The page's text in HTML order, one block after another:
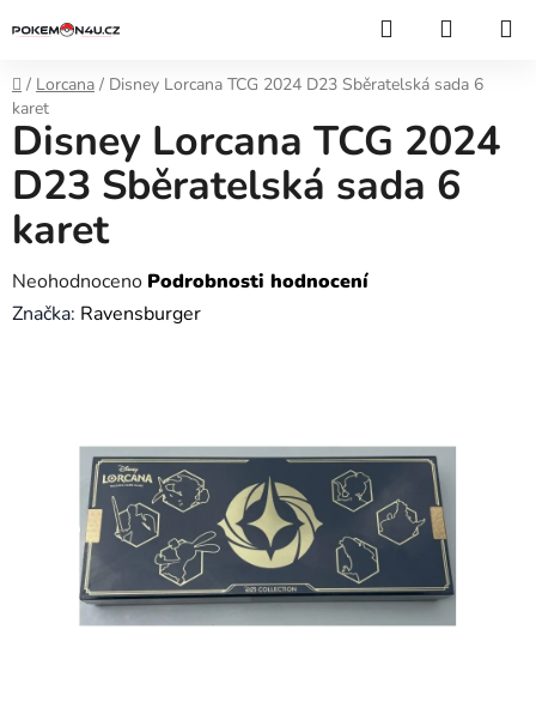
na
Hledat
Domů
/ Lorcana / Disney Lorcana TCG 2024 D23 Sběratelská sada 6
karet
Disney Lorcana TCG 2024
D23 Sběratelská sada 6
karet
Průměrné
hodnocení
hvězdiček.
Neohodnoceno Podrobnosti hodnocení
Značka: Ravensburger